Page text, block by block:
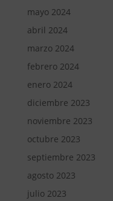
mayo 2024
abril 2024
marzo 2024
febrero 2024
enero 2024
diciembre 2023
noviembre 2023
octubre 2023
septiembre 2023
agosto 2023
julio 2023